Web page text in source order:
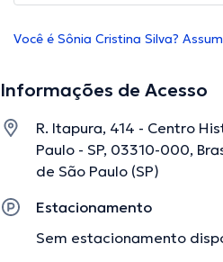
Você é Sônia Cristina Silva?
Informações de Acesso
R. Itapura, 414 - Centro
Paulo - SP, 03310-000,
de São Paulo (SP)
Estacionamento
Sem estacionamento